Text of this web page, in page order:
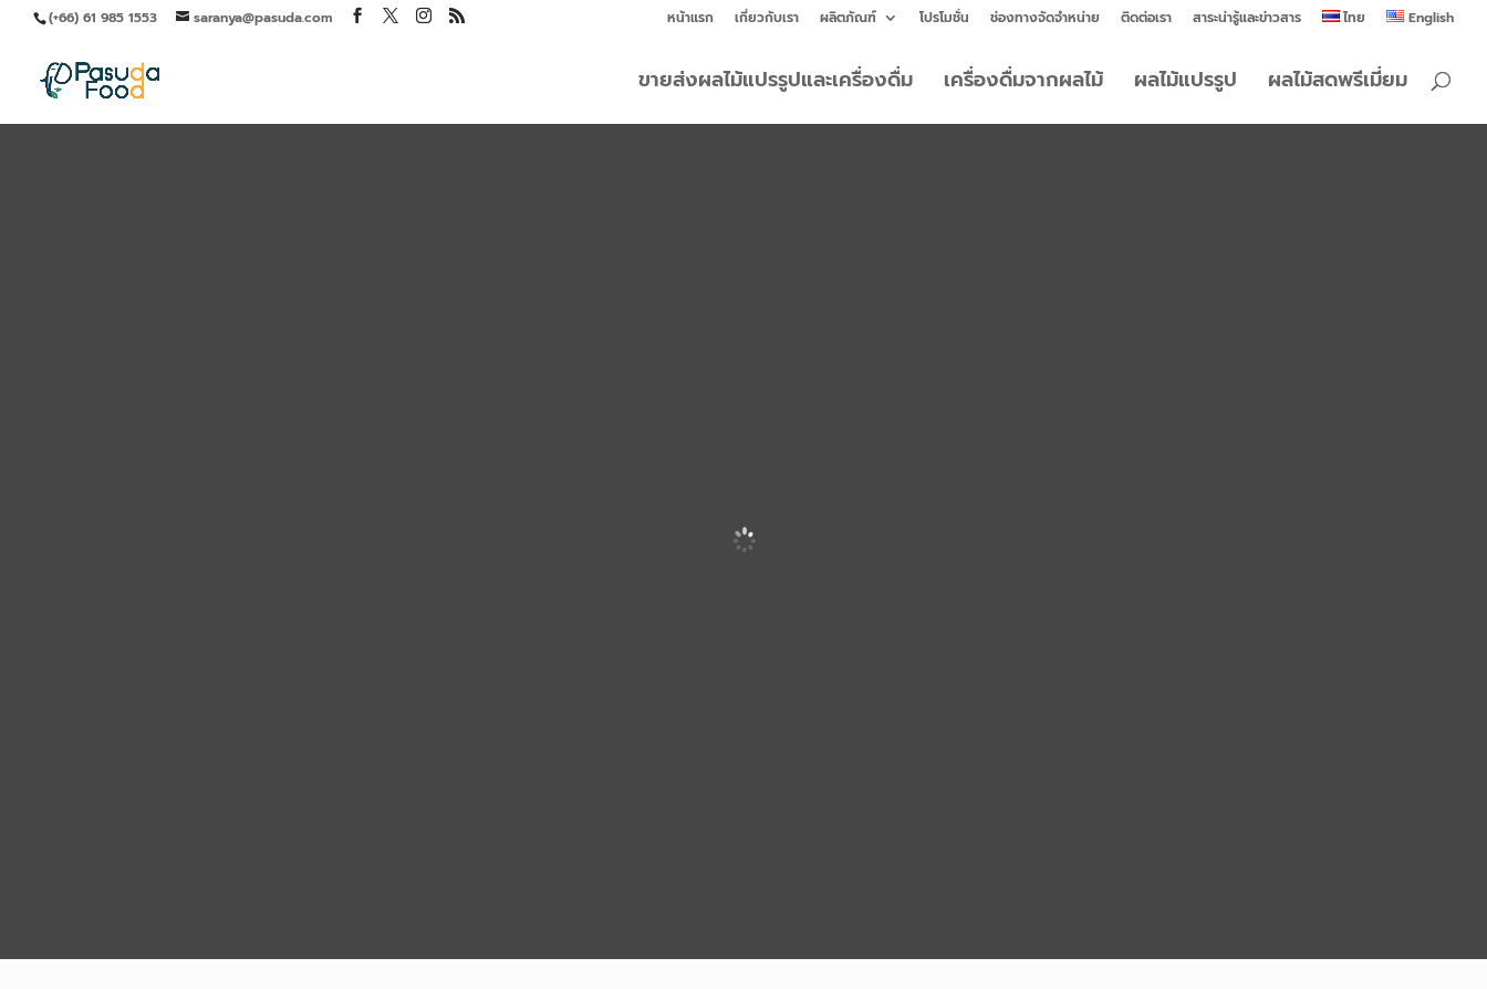
(+66) 61 985 1553 saranya@pasuda.com หน้าแรก เกี่ยวกับเรา ผลิตภัณฑ์ โปรโมชั่น ช่องทางจัดจำหน่าย ติดต่อเรา สาระน่ารู้และข่าวสาร ไทย English
ขายส่งผลไม้แปรรูปและเครื่องดื่ม เครื่องดื่มจากผลไม้ ผลไม้แปรรูป ผลไม้สดพรีเมี่ยม